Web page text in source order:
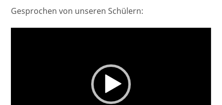
Gesprochen von unseren Schülern: